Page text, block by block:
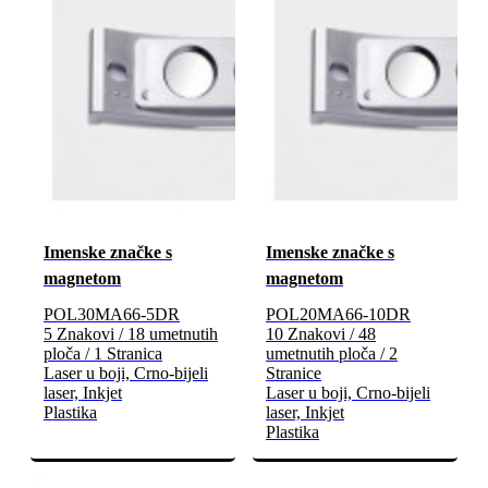
Imenske značke s
magnetom
POL30MA66-5DR
5 Znakovi / 18 umetnutih
ploča / 1 Stranica
Laser u boji, Crno-bijeli
laser, Inkjet
Plastika
Imenske značke s
magnetom
POL20MA66-10DR
10 Znakovi / 48
umetnutih ploča / 2
Stranice
Laser u boji, Crno-bijeli
laser, Inkjet
Plastika